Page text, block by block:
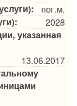
пог.м.
2028
указанная
13.06.2017